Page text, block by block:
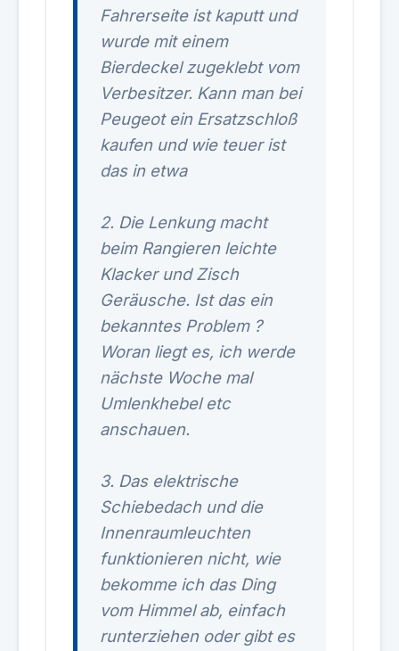
Fahrerseite ist kaputt und
wurde mit einem
Bierdeckel zugeklebt vom
Verbesitzer. Kann man bei
Peugeot ein Ersatzschloß
kaufen und wie teuer ist
das in etwa
2. Die Lenkung macht
beim Rangieren leichte
Klacker und Zisch
Geräusche. Ist das ein
bekanntes Problem ?
Woran liegt es, ich werde
nächste Woche mal
Umlenkhebel etc
anschauen.
3. Das elektrische
Schiebedach und die
Innenraumleuchten
funktionieren nicht, wie
bekomme ich das Ding
vom Himmel ab, einfach
runterziehen oder gibt es